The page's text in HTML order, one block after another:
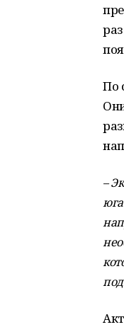
По
–